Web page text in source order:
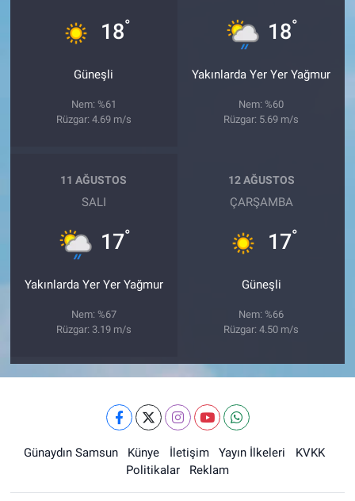
18°
Güneşli
Nem: %61
Rüzgar: 4.69 m/s
18°
Yakınlarda Yer Yer Yağmur
Nem: %60
Rüzgar: 5.69 m/s
11 AĞUSTOS
SALI
17°
Yakınlarda Yer Yer Yağmur
Nem: %67
Rüzgar: 3.19 m/s
12 AĞUSTOS
ÇARŞAMBA
17°
Güneşli
Nem: %66
Rüzgar: 4.50 m/s
Günaydın Samsun Künye İletişim Yayın İlkeleri
KVKK
Politikalar
Reklam